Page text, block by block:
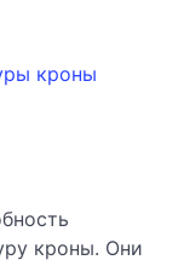
кроны
кроны. Они